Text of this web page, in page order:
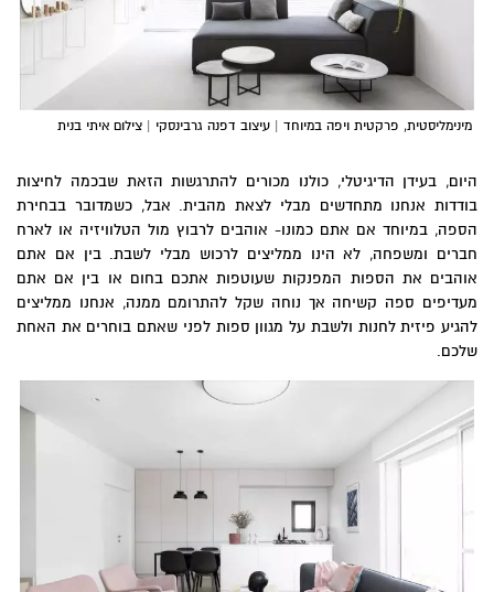
מינימליסטית, פרקטית ויפה במיוחד | עיצוב דפנה גרבינסקי | צילום איתי בנית
היום, בעידן הדיגיטלי, כולנו מכורים להתרגשות הזאת שבכמה לחיצות
בודדות אנחנו מתחדשים מבלי לצאת מהבית. אבל, כשמדובר בבחירת
הספה, במיוחד אם אתם כמונו- אוהבים לרבוץ מול הטלוויזיה או לארח
חברים ומשפחה, לא הינו ממליצים לרכוש מבלי לשבת. בין אם אתם
אוהבים את הספות המפנקות שעוטפות אתכם בחום או בין אם אתם
מעדיפים ספה קשיחה אך נוחה שקל להתרומם ממנה, אנחנו ממליצים
להגיע פיזית לחנות ולשבת על מגוון ספות לפני שאתם בוחרים את האחת
שלכם.